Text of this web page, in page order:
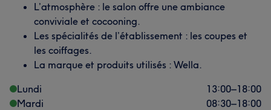
L’atmosphère : le salon offre une ambiance
conviviale et cocooning.
Les spécialités de l’établissement : les coupes et
les coiffages.
La marque et produits utilisés : Wella.
Lundi
13:00–18:00
Mardi
08:30–18:00